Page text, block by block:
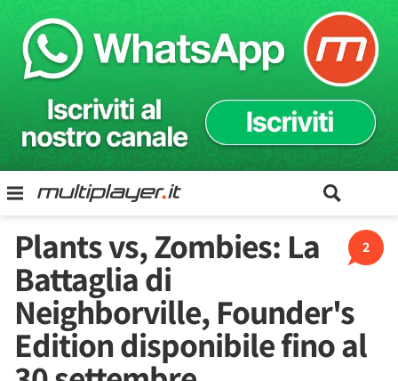
2
Plants vs, Zombies: La
Battaglia di
Neighborville, Founder's
Edition disponibile fino al